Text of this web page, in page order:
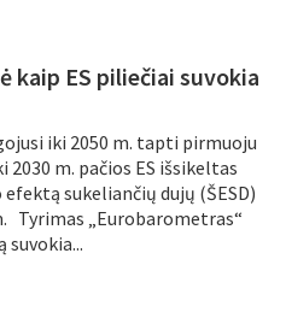
ES piliečiai suvokia
iki 2050 m. tapti pirmuoju
m. pačios ES išsikeltas
sukeliančių dujų (ŠESD)
Tyrimas „Eurobarometras“